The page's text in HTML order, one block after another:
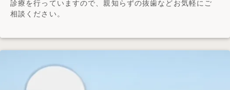
診療を行っていますので、親知らずの抜歯などお気軽にご
相談ください。